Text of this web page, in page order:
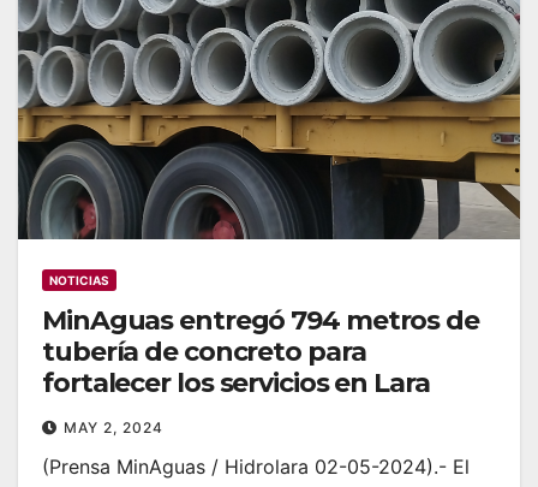
NOTICIAS
MinAguas entregó 794 metros de
tubería de concreto para
fortalecer los servicios en Lara
MAY 2, 2024
(Prensa MinAguas / Hidrolara 02-05-2024).- El